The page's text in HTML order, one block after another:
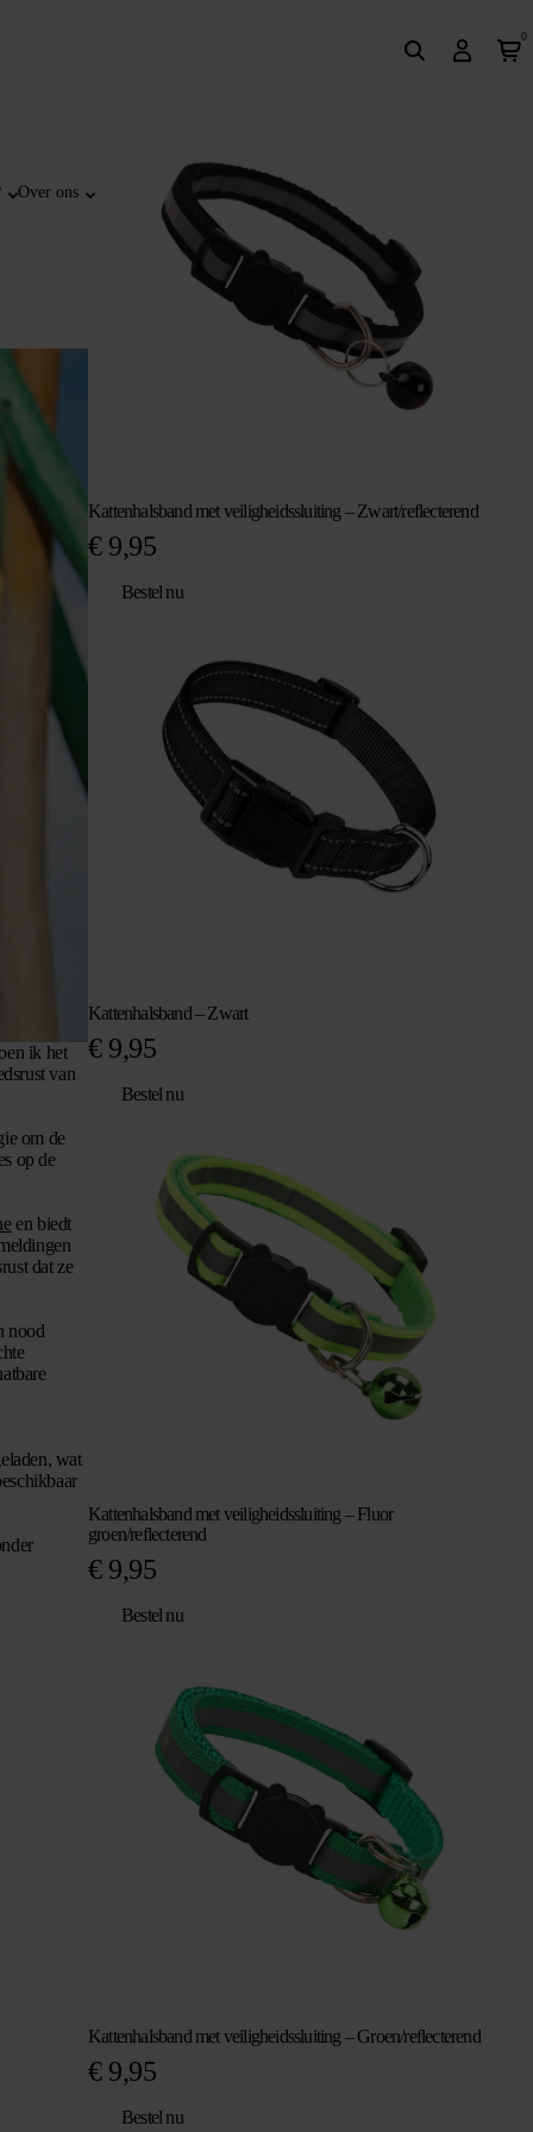
Over ons
0
ik het
van
om de
op de
en biedt
dat ze
nood
wat
Kattenhalsband met veiligheidssluiting – Zwart/reflecterend
€9,95
Bestel nu
Kattenhalsband – Zwart
€9,95
Bestel nu
Kattenhalsband met veiligheidssluiting – Fluor
groen/reflecterend
€9,95
Bestel nu
Kattenhalsband met veiligheidssluiting – Groen/reflecterend
€9,95
Bestel nu